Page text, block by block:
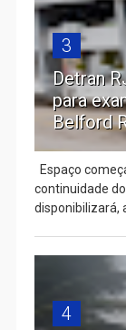
3
Detran
para
Belford
Espaço
continuidade
disponibilizará,
4